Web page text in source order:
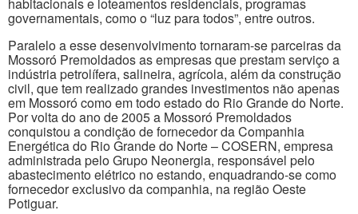
habitacionais e loteamentos residenciais, programas
governamentais, como o “luz para todos”, entre outros.
Paralelo a esse desenvolvimento tornaram-se parceiras da
Mossoró Premoldados as empresas que prestam serviço a
indústria petrolífera, salineira, agrícola, além da construção
civil, que tem realizado grandes investimentos não apenas
em Mossoró como em todo estado do Rio Grande do Norte.
Por volta do ano de 2005 a Mossoró Premoldados
conquistou a condição de fornecedor da Companhia
Energética do Rio Grande do Norte – COSERN, empresa
administrada pelo Grupo Neonergia, responsável pelo
abastecimento elétrico no estando, enquadrando-se como
fornecedor exclusivo da companhia, na região Oeste
Potiguar.